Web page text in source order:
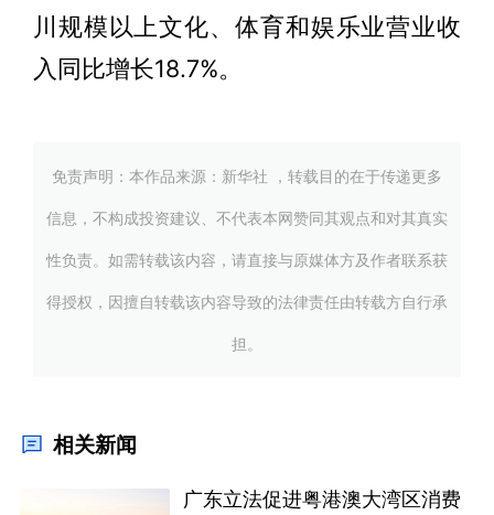
川规模以上文化、体育和娱乐业营业收
入同比增长18.7%。
免责声明：本作品来源：新华社 ，转载目的在于传递更多
信息，不构成投资建议、不代表本网赞同其观点和对其真实
性负责。如需转载该内容，请直接与原媒体方及作者联系获
得授权，因擅自转载该内容导致的法律责任由转载方自行承
担。
相关新闻
广东立法促进粤港澳大湾区消费